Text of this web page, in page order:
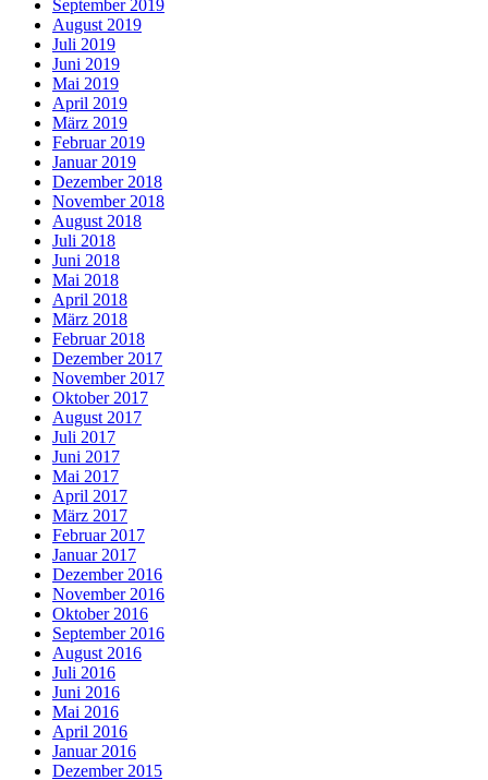
September 2019
August 2019
Juli 2019
Juni 2019
Mai 2019
April 2019
März 2019
Februar 2019
Januar 2019
Dezember 2018
November 2018
August 2018
Juli 2018
Juni 2018
Mai 2018
April 2018
März 2018
Februar 2018
Dezember 2017
November 2017
Oktober 2017
August 2017
Juli 2017
Juni 2017
Mai 2017
April 2017
März 2017
Februar 2017
Januar 2017
Dezember 2016
November 2016
Oktober 2016
September 2016
August 2016
Juli 2016
Juni 2016
Mai 2016
April 2016
Januar 2016
Dezember 2015